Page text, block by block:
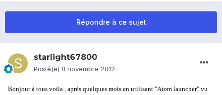
Répondre à ce sujet
starlight67800
Posté(e) 8 novembre 2012
Bonjour à tous voila , après quelques mois en utilisant "Atom launcher" vu